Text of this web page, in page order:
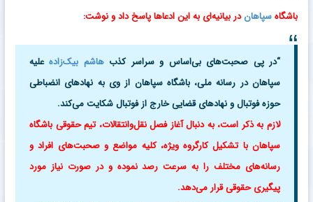
باشگاهسپاهاندر بیانیه‌ای به این ادعاها پاسخ داد و نوشت:
“در پی صحبت‌های بی‌اساس و سراسر کذبهاشم بیک‌زادهعلیه
سپاهان در رسانه‌ ملی، باشگاه سپاهان از وی به نهادهای انضباطی
حوزه فوتبال و نهادهای قضایی خارج از فوتبال شکایت می‌کند.
لازم به ذکر است، به دنبال آغاز فصل نقل‌وانتقالات، تیم حقوقی باشگاه
سپاهان با تشکیل کارگروه ویژه، کلیه مواضع و صحبت‌های افراد و
رسانه‌های مختلف را به سرعت رصد نموده و در صورت نیاز مورد
پیگیری حقوقی قرار می‌دهد.